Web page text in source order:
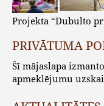
Projekta “Dubulto
PRIVĀTUMA
Šī mājaslapa
apmeklējumu